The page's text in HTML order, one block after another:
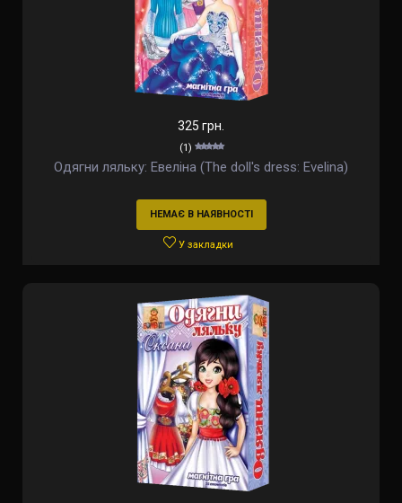
325 грн.
(1)
Одягни ляльку: Евеліна (The doll's dress: Evelina)
НЕМАЄ В НАЯВНОСТІ
У закладки